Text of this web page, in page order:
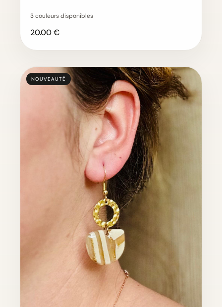
3 couleurs disponibles
20.00 €
NOUVEAUTÉ